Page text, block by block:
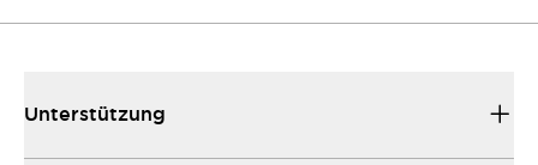
Unterstützung